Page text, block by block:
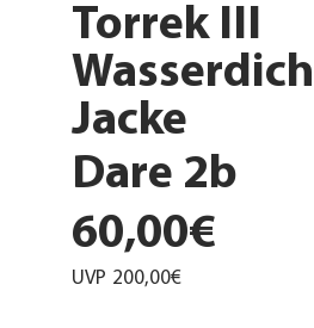
Torrek III
Jacke
Dare 2b
60,00€
UVP 200,00€